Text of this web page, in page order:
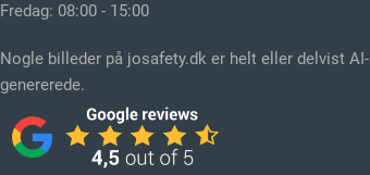
Fredag: 08:00 - 15:00
Nogle billeder på josafety.dk er helt eller delvist AI-
genererede.